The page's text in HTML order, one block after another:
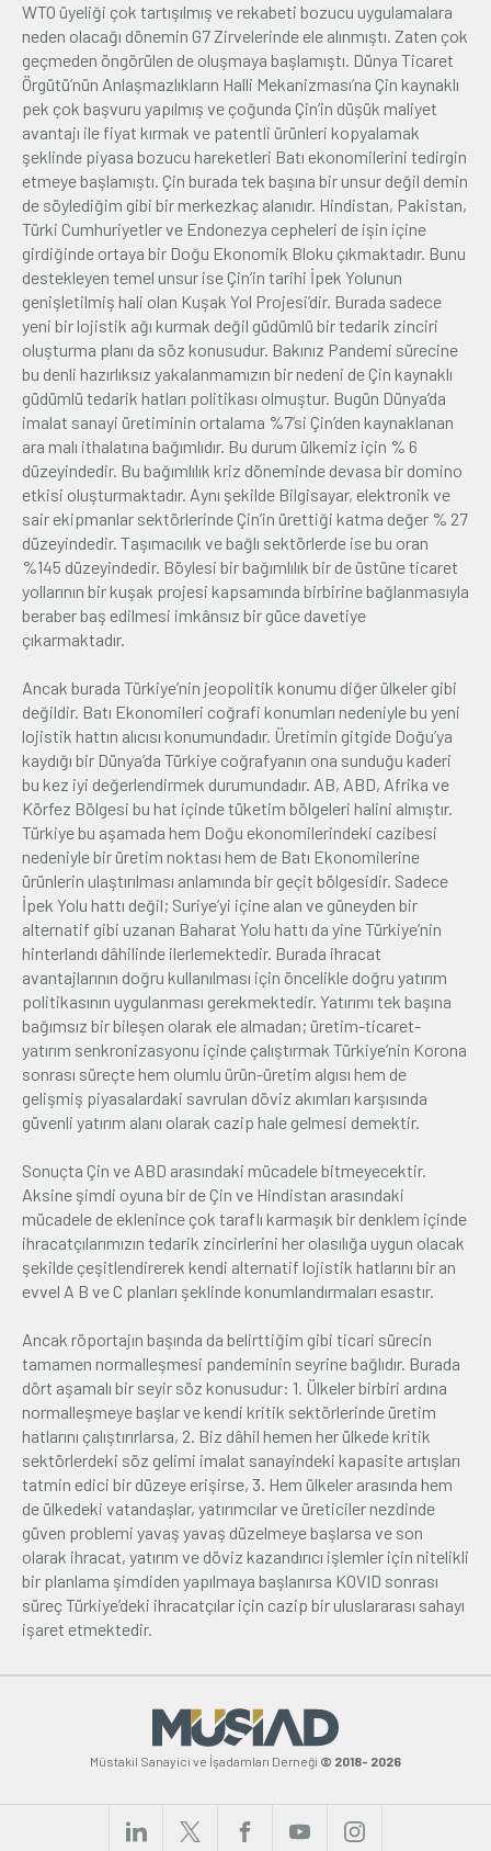
WTO üyeliği çok tartışılmış ve rekabeti bozucu uygulamalara
neden olacağı dönemin G7 Zirvelerinde ele alınmıştı. Zaten çok
geçmeden öngörülen de oluşmaya başlamıştı. Dünya Ticaret
Örgütü’nün Anlaşmazlıkların Halli Mekanizması’na Çin kaynaklı
pek çok başvuru yapılmış ve çoğunda Çin’in düşük maliyet
avantajı ile fiyat kırmak ve patentli ürünleri kopyalamak
şeklinde piyasa bozucu hareketleri Batı ekonomilerini tedirgin
etmeye başlamıştı. Çin burada tek başına bir unsur değil demin
de söylediğim gibi bir merkezkaç alanıdır. Hindistan, Pakistan,
Türki Cumhuriyetler ve Endonezya cepheleri de işin içine
girdiğinde ortaya bir Doğu Ekonomik Bloku çıkmaktadır. Bunu
destekleyen temel unsur ise Çin’in tarihi İpek Yolunun
genişletilmiş hali olan Kuşak Yol Projesi’dir. Burada sadece
yeni bir lojistik ağı kurmak değil güdümlü bir tedarik zinciri
oluşturma planı da söz konusudur. Bakınız Pandemi sürecine
bu denli hazırlıksız yakalanmamızın bir nedeni de Çin kaynaklı
güdümlü tedarik hatları politikası olmuştur. Bugün Dünya’da
imalat sanayi üretiminin ortalama %7’si Çin’den kaynaklanan
ara malı ithalatına bağımlıdır. Bu durum ülkemiz için % 6
düzeyindedir. Bu bağımlılık kriz döneminde devasa bir domino
etkisi oluşturmaktadır. Aynı şekilde Bilgisayar, elektronik ve
sair ekipmanlar sektörlerinde Çin’in ürettiği katma değer % 27
düzeyindedir. Taşımacılık ve bağlı sektörlerde ise bu oran
%145 düzeyindedir. Böylesi bir bağımlılık bir de üstüne ticaret
yollarının bir kuşak projesi kapsamında birbirine bağlanmasıyla
beraber baş edilmesi imkânsız bir güce davetiye
çıkarmaktadır.
Ancak burada Türkiye’nin jeopolitik konumu diğer ülkeler gibi
değildir. Batı Ekonomileri coğrafi konumları nedeniyle bu yeni
lojistik hattın alıcısı konumundadır. Üretimin gitgide Doğu’ya
kaydığı bir Dünya’da Türkiye coğrafyanın ona sunduğu kaderi
bu kez iyi değerlendirmek durumundadır. AB, ABD, Afrika ve
Körfez Bölgesi bu hat içinde tüketim bölgeleri halini almıştır.
Türkiye bu aşamada hem Doğu ekonomilerindeki cazibesi
nedeniyle bir üretim noktası hem de Batı Ekonomilerine
ürünlerin ulaştırılması anlamında bir geçit bölgesidir. Sadece
İpek Yolu hattı değil; Suriye’yi içine alan ve güneyden bir
alternatif gibi uzanan Baharat Yolu hattı da yine Türkiye’nin
hinterlandı dâhilinde ilerlemektedir. Burada ihracat
avantajlarının doğru kullanılması için öncelikle doğru yatırım
politikasının uygulanması gerekmektedir. Yatırımı tek başına
bağımsız bir bileşen olarak ele almadan; üretim-ticaret-
yatırım senkronizasyonu içinde çalıştırmak Türkiye’nin Korona
sonrası süreçte hem olumlu ürün-üretim algısı hem de
gelişmiş piyasalardaki savrulan döviz akımları karşısında
güvenli yatırım alanı olarak cazip hale gelmesi demektir.
Sonuçta Çin ve ABD arasındaki mücadele bitmeyecektir.
Aksine şimdi oyuna bir de Çin ve Hindistan arasındaki
mücadele de eklenince çok taraflı karmaşık bir denklem içinde
ihracatçılarımızın tedarik zincirlerini her olasılığa uygun olacak
şekilde çeşitlendirerek kendi alternatif lojistik hatlarını bir an
evvel A B ve C planları şeklinde konumlandırmaları esastır.
Ancak röportajın başında da belirttiğim gibi ticari sürecin
tamamen normalleşmesi pandeminin seyrine bağlıdır. Burada
dört aşamalı bir seyir söz konusudur: 1. Ülkeler birbiri ardına
normalleşmeye başlar ve kendi kritik sektörlerinde üretim
hatlarını çalıştırırlarsa, 2. Biz dâhil hemen her ülkede kritik
sektörlerdeki söz gelimi imalat sanayindeki kapasite artışları
tatmin edici bir düzeye erişirse, 3. Hem ülkeler arasında hem
de ülkedeki vatandaşlar, yatırımcılar ve üreticiler nezdinde
güven problemi yavaş yavaş düzelmeye başlarsa ve son
olarak ihracat, yatırım ve döviz kazandırıcı işlemler için nitelikli
bir planlama şimdiden yapılmaya başlanırsa KOVID sonrası
süreç Türkiye’deki ihracatçılar için cazip bir uluslararası sahayı
işaret etmektedir.
Müstakil Sanayici ve İşadamları Derneği © 2018- 2026